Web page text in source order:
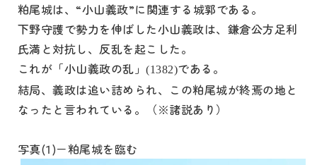
粕尾城は、“小山義政”に関連する城郭である。
下野守護で勢力を伸ばした小山義政は、鎌倉公方足利
氏満と対抗し、反乱を起こした。
これが「小山義政の乱」(1382)である。
結局、義政は追い詰められ、この粕尾城が終焉の地と
なったと言われている。（※諸説あり）
写真(1)－粕尾城を臨む